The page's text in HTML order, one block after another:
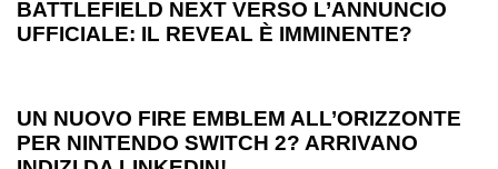
BATTLEFIELD NEXT VERSO L’ANNUNCIO
UFFICIALE: IL REVEAL È IMMINENTE?
UN NUOVO FIRE EMBLEM ALL’ORIZZONTE
PER NINTENDO SWITCH 2? ARRIVANO